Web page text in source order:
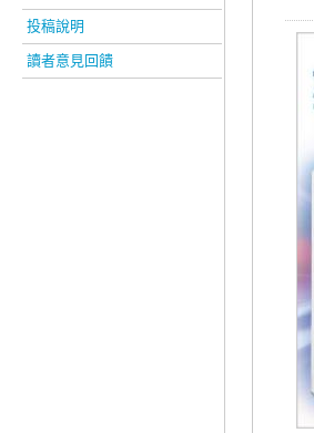
投稿說明
讀者意見回饋